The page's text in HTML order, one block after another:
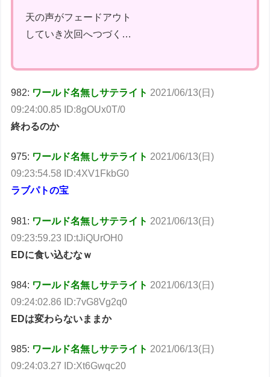
天の声がフェードアウト
していき次回へつづく…
982: ワールド名無しサテライト 2021/06/13(日)
09:24:00.85 ID:8gOUx0T/0
終わるのか
975: ワールド名無しサテライト 2021/06/13(日)
09:23:54.58 ID:4XV1FkbG0
ラブパトの宝
981: ワールド名無しサテライト 2021/06/13(日)
09:23:59.23 ID:tJiQUrOH0
EDに食い込むなｗ
984: ワールド名無しサテライト 2021/06/13(日)
09:24:02.86 ID:7vG8Vg2q0
EDは変わらないままか
985: ワールド名無しサテライト 2021/06/13(日)
09:24:03.27 ID:Xt6Gwqc20